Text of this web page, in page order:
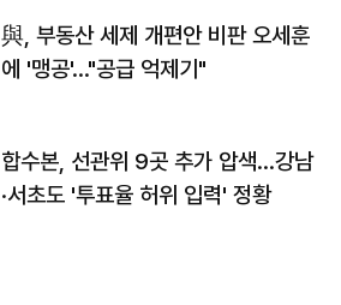
與, 부동산 세제 개편안 비판 오세훈
에 '맹공'…"공급 억제기"
합수본, 선관위 9곳 추가 압색…강남
·서초도 '투표율 허위 입력' 정황